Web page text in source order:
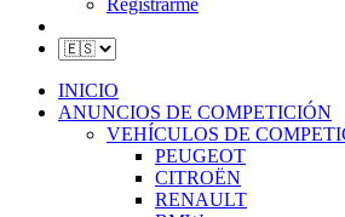
Registrarme
INICIO
ANUNCIOS DE COMPETICIÓN
VEHÍCULOS DE
PEUGEOT
CITROËN
RENAULT